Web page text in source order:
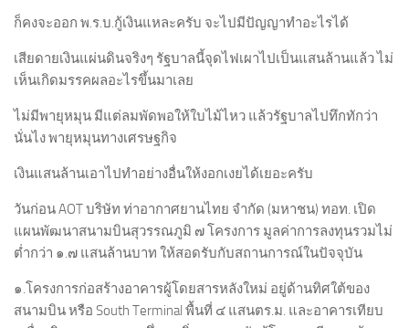
ก็คงจะออก พ.ร.บ.กู้เงินแหละครับ จะไปมีปัญญาทำอะไรได้
เสียดายเงินแผ่นดินจริงๆ รัฐบาลนี้จุดไฟเผาไปเป็นแสนล้านแล้ว ไม่
เห็นเกิดมรรคผลอะไรขึ้นมาเลย
ไม่มีพายุหมุน มีแต่ลมพัดพอให้ใบไม้ไหว แล้วรัฐบาลไปทึกทักว่า
นั่นไง พายุหมุนทางเศรษฐกิจ
เงินแสนล้านเอาไปทำอย่างอื่นให้งอกเงยได้เยอะครับ
วันก่อน AOT บริษัท ท่าอากาศยานไทย จำกัด (มหาชน) ทอท. เปิด
แผนพัฒนาสนามบินสุวรรณภูมิ ๗ โครงการ มูลค่าการลงทุนรวมไม่
ต่ำกว่า ๑.๗ แสนล้านบาท ให้สอดรับกับสถานการณ์ในปัจจุบัน
๑.โครงการก่อสร้างอาคารผู้โดยสารหลังใหม่ อยู่ด้านทิศใต้ของ
สนามบิน หรือ South Terminal พื้นที่ ๔ แสนตร.ม. และอาคารเทียบ